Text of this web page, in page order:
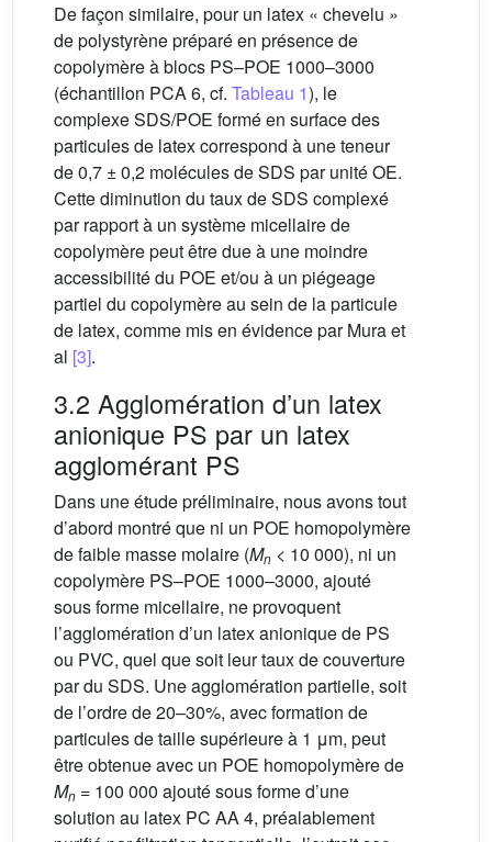
De façon similaire, pour un latex « chevelu »
de polystyrène préparé en présence de
copolymère à blocs PS–POE 1000–3000
(échantillon PCA 6, cf. Tableau 1), le
complexe SDS/POE formé en surface des
particules de latex correspond à une teneur
de 0,7 ± 0,2 molécules de SDS par unité OE.
Cette diminution du taux de SDS complexé
par rapport à un système micellaire de
copolymère peut être due à une moindre
accessibilité du POE et/ou à un piégeage
partiel du copolymère au sein de la particule
de latex, comme mis en évidence par Mura et
al [3].
3.2 Agglomération d’un latex
anionique PS par un latex
agglomérant PS
Dans une étude préliminaire, nous avons tout
d’abord montré que ni un POE homopolymère
de faible masse molaire (Mn < 10 000), ni un
copolymère PS–POE 1000–3000, ajouté
sous forme micellaire, ne provoquent
l’agglomération d’un latex anionique de PS
ou PVC, quel que soit leur taux de couverture
par du SDS. Une agglomération partielle, soit
de l’ordre de 20–30%, avec formation de
particules de taille supérieure à 1 μm, peut
être obtenue avec un POE homopolymère de
Mn = 100 000 ajouté sous forme d’une
solution au latex PC AA 4, préalablement